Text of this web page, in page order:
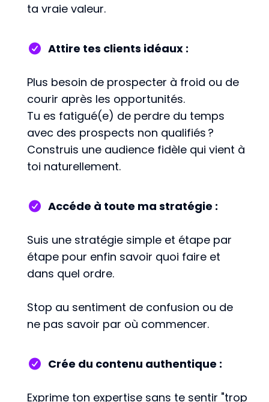
ta vraie valeur.
Attire tes clients idéaux :
Plus besoin de prospecter à froid ou de
courir après les opportunités.
Tu es fatigué(e) de perdre du temps
avec des prospects non qualifiés ?
Construis une audience fidèle qui vient à
toi naturellement.
Accéde à toute ma stratégie :
Suis une stratégie simple et étape par
étape pour enfin savoir quoi faire et
dans quel ordre.
Stop au sentiment de confusion ou de
ne pas savoir par où commencer.
Crée du contenu authentique :
Exprime ton expertise sans te sentir "trop